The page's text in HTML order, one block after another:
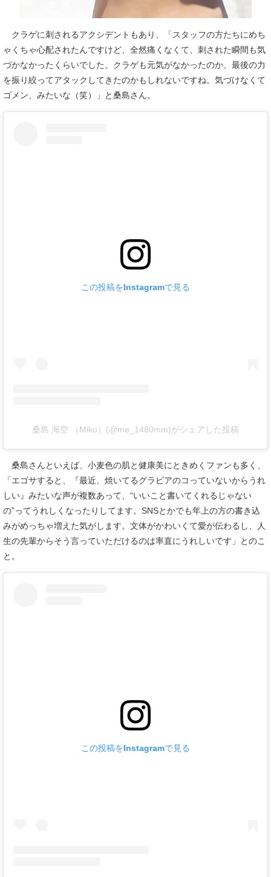
クラゲに刺されるアクシデントもあり、「スタッフの方たちにめち
ゃくちゃ心配されたんですけど、全然痛くなくて、刺された瞬間も気
づかなかったくらいでした。クラゲも元気がなかったのか、最後の力
を振り絞ってアタックしてきたのかもしれないですね。気づけなくて
ゴメン、みたいな（笑）」と桑島さん。
この投稿をInstagramで見る
桑島 海空 （Miku）(@me_1480mm)がシェアした投稿
桑島さんといえば、小麦色の肌と健康美にときめくファンも多く、
「エゴサすると、『最近、焼いてるグラビアのコっていないからうれ
しい』みたいな声が複数あって、“いいこと書いてくれるじゃない
の”ってうれしくなったりしてます。SNSとかでも年上の方の書き込
みがめっちゃ増えた気がします。文体がかわいくて愛が伝わるし、人
生の先輩からそう言っていただけるのは率直にうれしいです」とのこ
と。
この投稿をInstagramで見る